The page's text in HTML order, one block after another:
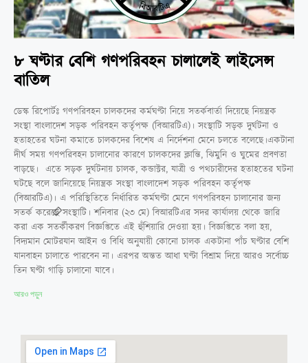
৮ ঘণ্টার বেশি গণপরিবহন চালালেই লাইসেন্স
বাতিল
ডেস্ক রিপোর্টঃ গণপরিবহন চালকদের কর্মঘণ্টা নিয়ে সতর্কবার্তা দিয়েছে নিয়ন্ত্রক
সংস্থা বাংলাদেশ সড়ক পরিবহন কর্তৃপক্ষ (বিআরটিএ)। সংস্থাটি সড়ক দুর্ঘটনা ও
হতাহতের ঘটনা কমাতে চালকদের বিশেষ এ নির্দেশনা মেনে চলতে বলেছে।একটানা
দীর্ঘ সময় গণপরিবহন চালানোর কারণে চালকদের ক্লান্তি, ঝিমুনি ও ঘুমের প্রবণতা
বাড়ছে। এতে সড়ক দুর্ঘটনায় চালক, কন্ডাক্টর, যাত্রী ও পথচারীদের হতাহতের ঘটনা
ঘটছে বলে জানিয়েছে নিয়ন্ত্রক সংস্থা বাংলাদেশ সড়ক পরিবহন কর্তৃপক্ষ
(বিআরটিএ)। এ পরিস্থিতিতে নির্ধারিত কর্মঘণ্টা মেনে গণপরিবহন চালানোর জন্য
সতর্ক করেছে সংস্থাটি। শনিবার (২৩ মে) বিআরটিএর সদর কার্যালয় থেকে জারি
করা এক সতর্কীকরণ বিজ্ঞপ্তিতে এই হুঁশিয়ারি দেওয়া হয়। বিজ্ঞপ্তিতে বলা হয়,
বিদ্যমান মোটরযান আইন ও বিধি অনুযায়ী কোনো চালক একটানা পাঁচ ঘণ্টার বেশি
যানবাহন চালাতে পারবেন না। এরপর অন্তত আধা ঘণ্টা বিশ্রাম দিয়ে আরও সর্বোচ্চ
তিন ঘণ্টা গাড়ি চালানো যাবে।
আরও পড়ুন